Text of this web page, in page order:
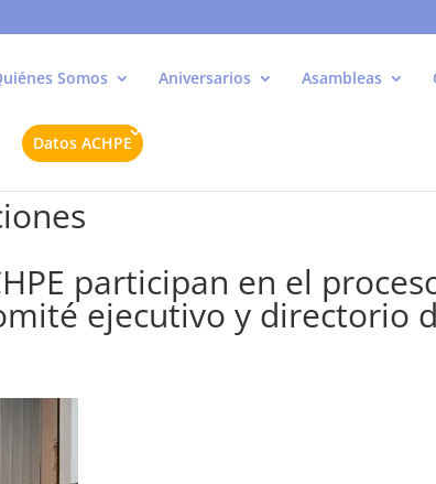
Somos Aniversarios Asambleas
Datos ACHPE
participan en el
ejecutivo y directorio